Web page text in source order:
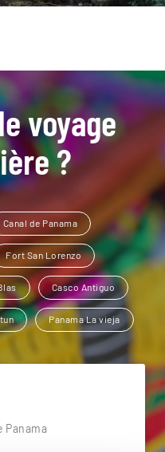
voyage
?
Canal de Panama
Fort San Lorenzo
Casco Antiguo
Panama La vieja
Panama